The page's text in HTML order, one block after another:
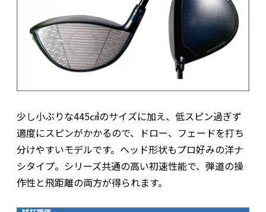
少し小ぶりな445㎤のサイズに加え、低スピン過ぎず
適度にスピンがかかるので、ドロー、フェードを打ち
分けやすいモデルです。ヘッド形状もプロ好みの洋ナ
シタイプ。シリーズ共通の高い初速性能で、弾道の操
作性と飛距離の両方が得られます。